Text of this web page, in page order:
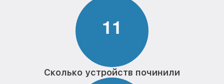
11
Сколько устройств починили